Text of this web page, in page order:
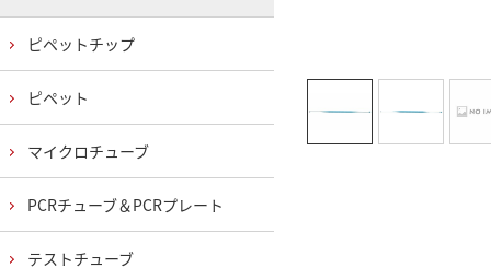
ピペットチップ
ピペット
マイクロチューブ
PCRチューブ＆PCRプレート
テストチューブ